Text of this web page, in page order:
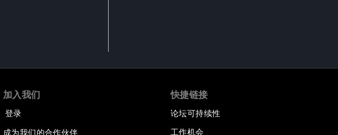
加入我们
登录
成为我们的合作伙伴
快捷链接
论坛可持续性
工作机会